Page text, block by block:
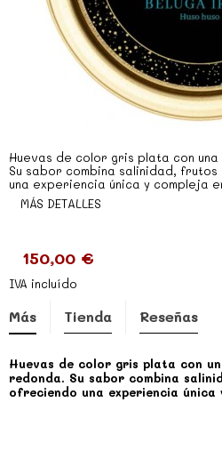
Huevas de color gris plata con
Su sabor combina salinidad,
una experiencia única y compleja
MÁS DETALLES
150,00 €
IVA incluído
Más Tienda Reseñas
Huevas de color gris plata con
redonda. Su sabor combina
ofreciendo una experiencia única